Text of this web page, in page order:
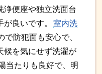
浄便座や独立洗面台
良いです。
室内洗
で防犯面も安心で、
候を気にせず洗濯が
当たりも良好で、明